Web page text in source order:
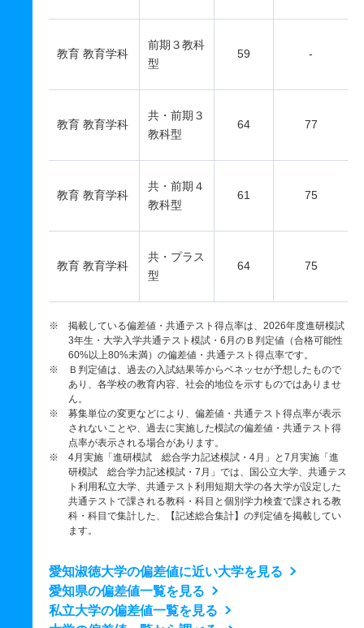
教育 教育学科
前期３教科
型
59 -
教育 教育学科
共・前期３
教科型
64 77
教育 教育学科
共・前期４
教科型
61 75
教育 教育学科
共・プラス
型
64 75
※ 掲載している偏差値・共通テスト得点率は、2026年度進研模試
3年生・大学入学共通テスト模試・6月のＢ判定値（合格可能性
60%以上80%未満）の偏差値・共通テスト得点率です。
※ Ｂ判定値は、過去の入試結果等からベネッセが予想したもので
あり、各学校の教育内容、社会的地位を示すものではありませ
ん。
※ 募集単位の変更などにより、偏差値・共通テスト得点率が表示
されないことや、過去に実施した模試の偏差値・共通テスト得
点率が表示される場合があります。
※ 4月実施「進研模試 総合学力記述模試・4月」と7月実施「進
研模試 総合学力記述模試・7月」では、国公立大学、共通テス
ト利用私立大学、共通テスト利用短期大学の各大学が設定した
共通テストで課される教科・科目と個別学力検査で課される教
科・科目で集計した、【記述総合集計】の判定値を掲載してい
ます。
愛知淑徳大学の偏差値に近い大学を見る
愛知県の偏差値一覧を見る
私立大学の偏差値一覧を見る